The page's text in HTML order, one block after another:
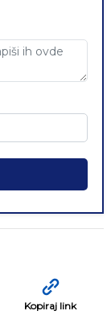
Kopiraj link